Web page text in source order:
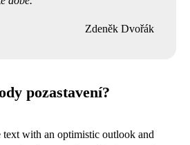
Zdeněk Dvořák
pozastavení?
text with an optimistic outlook and